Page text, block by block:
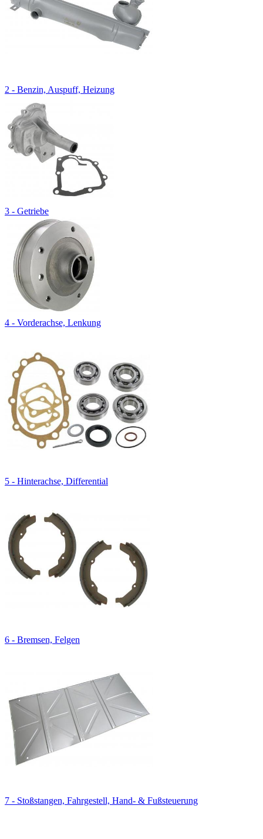
2 - Benzin, Auspuff, Heizung
3 - Getriebe
4 - Vorderachse, Lenkung
5 - Hinterachse, Differential
6 - Bremsen, Felgen
7 - Stoßstangen, Fahrgestell, Hand- & Fußsteuerung